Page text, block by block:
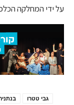
על ידי המחלקה
גבי טטרו